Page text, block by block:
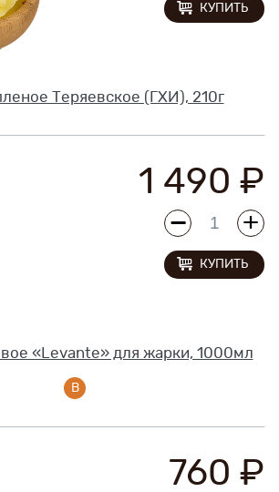
Теряевское (ГХИ), 210г
КУПИТЬ
«Levante» для жарки, 1000мл
1 490 ₽
КУПИТЬ
760 ₽